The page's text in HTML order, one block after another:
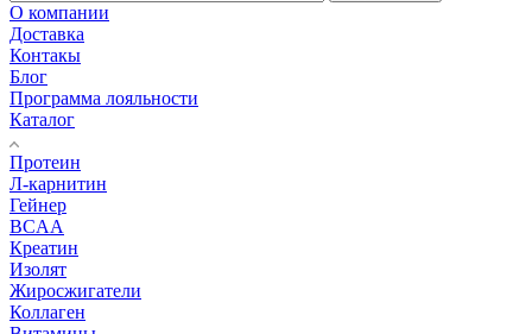
О компании
Доставка
Контакы
Блог
Программа лояльности
Каталог
Протеин
Л-карнитин
Гейнер
BCAA
Креатин
Изолят
Жиросжигатели
Коллаген